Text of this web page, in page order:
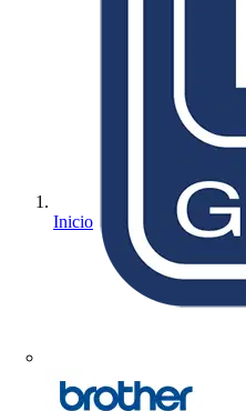
Inicio